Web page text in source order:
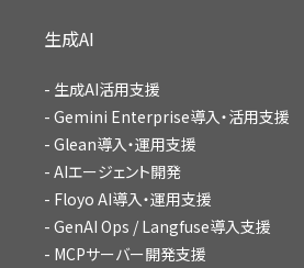
生成AI
生成AI活用支援
Gemini Enterprise導入・活用支援
Glean導入・運用支援
AIエージェント開発
Floyo AI導入・運用支援
GenAI Ops / Langfuse導入支援
MCPサーバー開発支援